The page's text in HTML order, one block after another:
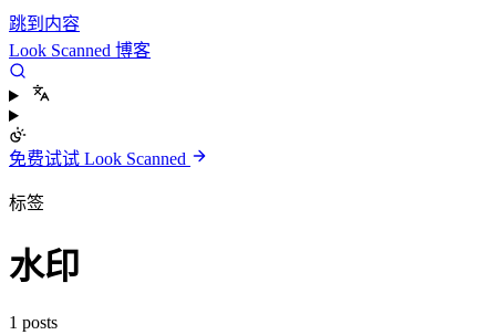
跳到内容
Look Scanned 博客
免费试试 Look Scanned
标签
水印
1 posts